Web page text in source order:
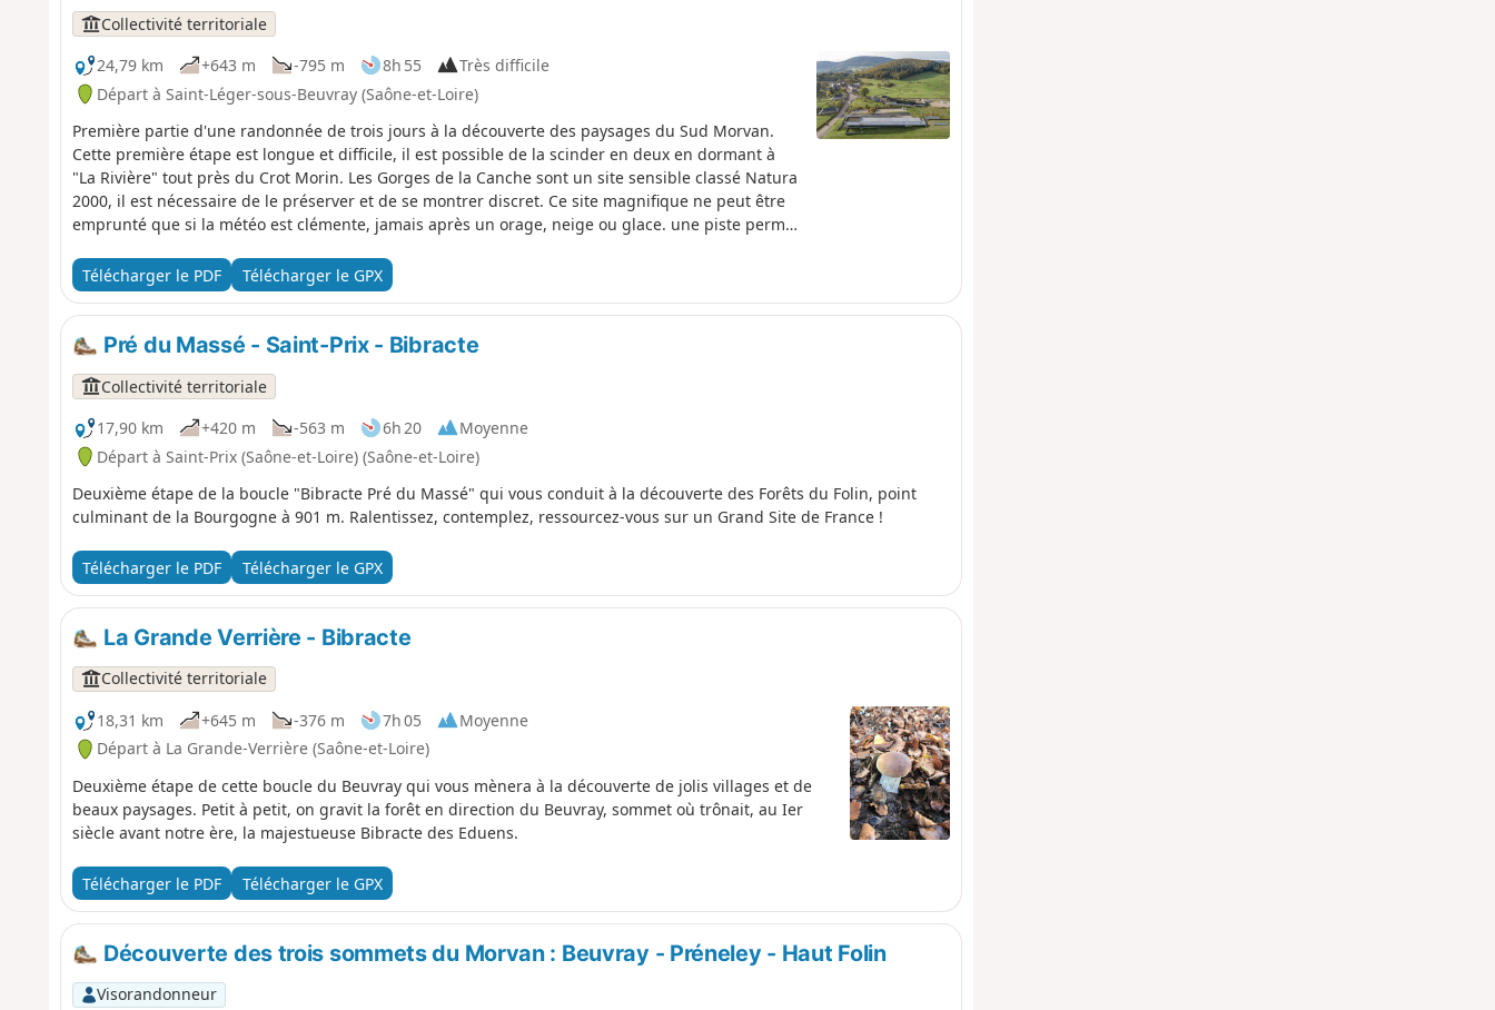
Collectivité territoriale
24,79 km
+643 m -795 m 8h 55
Très difficile
Départ à Saint-Léger-sous-Beuvray (Saône-et-Loire)
Première partie d'une randonnée de trois jours à la découverte des paysages du Sud Morvan.
Cette première étape est longue et difficile, il est possible de la scinder en deux en dormant à
"La Rivière" tout près du Crot Morin. Les Gorges de la Canche sont un site sensible classé Natura
2000, il est nécessaire de le préserver et de se montrer discret. Ce site magnifique ne peut être
emprunté que si la météo est clémente, jamais après un orage, neige ou glace. une piste permet
Télécharger le PDF
Télécharger le GPX
Pré du Massé - Saint-Prix - Bibracte
Collectivité territoriale
17,90 km
+420 m -563 m 6h 20
Moyenne
Départ à Saint-Prix (Saône-et-Loire) (Saône-et-Loire)
Deuxième étape de la boucle "Bibracte Pré du Massé" qui vous conduit à la découverte des Forêts du Folin, point
culminant de la Bourgogne à 901 m. Ralentissez, contemplez, ressourcez-vous sur un Grand Site de France !
Télécharger le PDF Télécharger le GPX
La Grande Verrière - Bibracte
Collectivité territoriale
18,31 km
+645 m -376 m 7h 05
Moyenne
Départ à La Grande-Verrière (Saône-et-Loire)
Deuxième étape de cette boucle du Beuvray qui vous mènera à la découverte de jolis villages et de
beaux paysages. Petit à petit, on gravit la forêt en direction du Beuvray, sommet où trônait, au Ier
siècle avant notre ère, la majestueuse Bibracte des Eduens.
Télécharger le PDF Télécharger le GPX
Découverte des trois sommets du Morvan : Beuvray - Préneley - Haut Folin
Visorandonneur